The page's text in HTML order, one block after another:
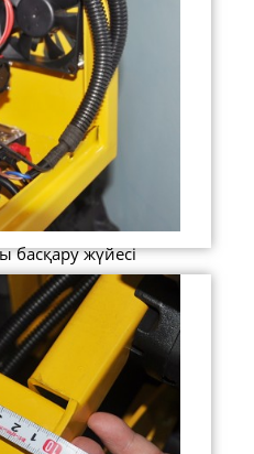
басқару жүйесі